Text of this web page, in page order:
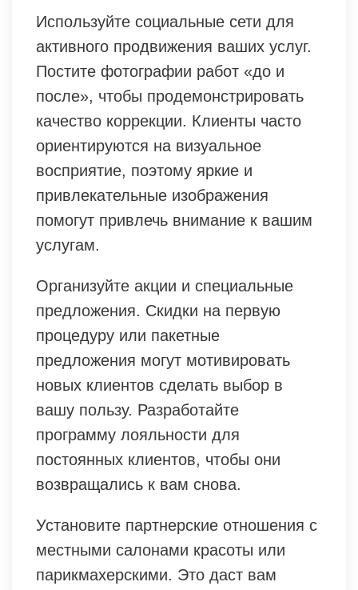
Используйте социальные сети для
активного продвижения ваших услуг.
Постите фотографии работ «до и
после», чтобы продемонстрировать
качество коррекции. Клиенты часто
ориентируются на визуальное
восприятие, поэтому яркие и
привлекательные изображения
помогут привлечь внимание к вашим
услугам.
Организуйте акции и специальные
предложения. Скидки на первую
процедуру или пакетные
предложения могут мотивировать
новых клиентов сделать выбор в
вашу пользу. Разработайте
программу лояльности для
постоянных клиентов, чтобы они
возвращались к вам снова.
Установите партнерские отношения с
местными салонами красоты или
парикмахерскими. Это даст вам